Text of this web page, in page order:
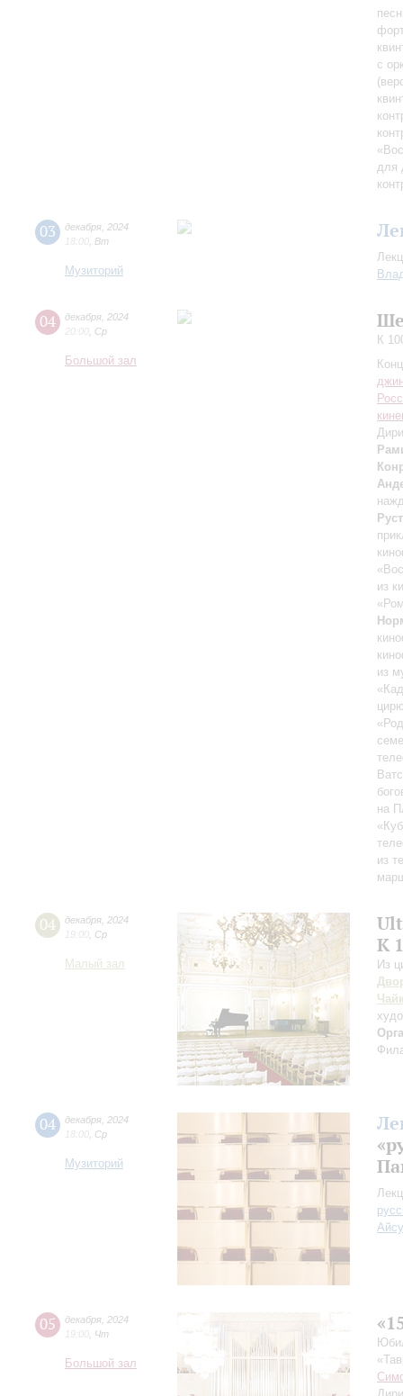
с
для
03 декабря 2024
18:00 Вт
Музиторий
04 декабря 2024
20:00 Ср
Большой зал
К
из
из
на
из
04 декабря 2024
19:00 Ср
Малый зал
К
Из
04 декабря 2024
18:00 Ср
Музиторий
05 декабря 2024
19:00 Чт
Большой зал